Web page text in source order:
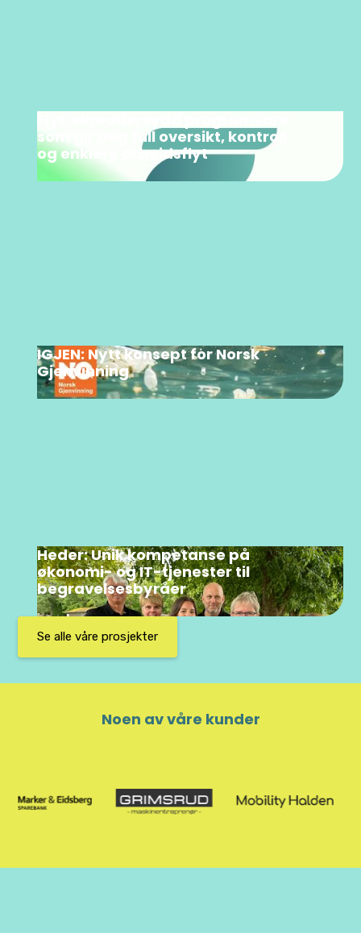
som gir deg full oversikt, kontroll
og enklere arbeidsflyt
IGJEN: Nytt konsept for Norsk
Gjenvinning
Heder: Unik kompetanse på
økonomi- og IT-tjenester til
begravelsesbyråer
Se alle våre prosjekter
Noen av våre kunder